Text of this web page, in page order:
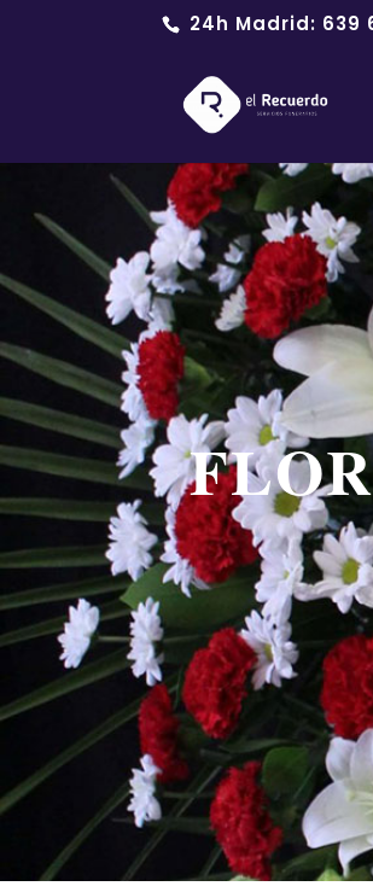
24h Madrid: 639